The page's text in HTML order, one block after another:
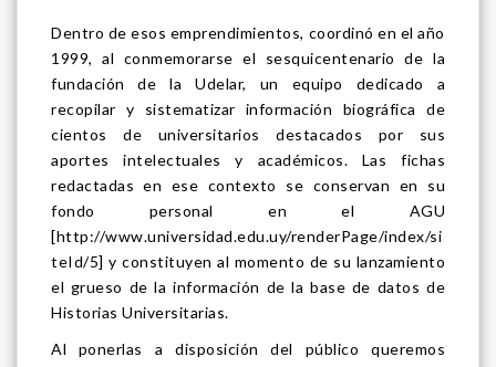
Dentro de esos emprendimientos, coordinó en el año
1999, al conmemorarse el sesquicentenario de la
fundación de la Udelar, un equipo dedicado a
recopilar y sistematizar información biográfica de
cientos de universitarios destacados por sus
aportes intelectuales y académicos. Las fichas
redactadas en ese contexto se conservan en su
fondo personal en el AGU
[http://www.universidad.edu.uy/renderPage/index/si
teId/5] y constituyen al momento de su lanzamiento
el grueso de la información de la base de datos de
Historias Universitarias.
Al ponerlas a disposición del público queremos